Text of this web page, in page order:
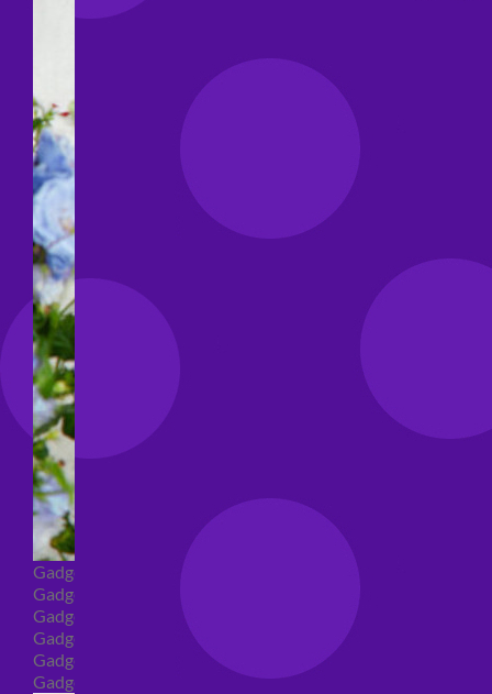
Gadget
Gadget addio al nubilato
Gadget Laurea
Gadget addio al celibato
Gadget per compleanno
Gadget generici